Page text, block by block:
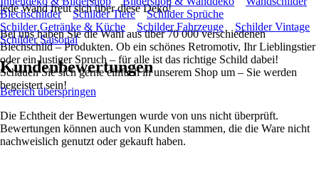
jede Wand freut sich über diese Deko!
Bei uns haben Sie die Wahl aus über 70 000 verschiedenen
Blechschild – Produkten. Ob ein schönes Retromotiv, Ihr Lieblingstier
oder ein lustiger Spruch – für alle ist das richtige Schild dabei!
Schauen Sie sich gerne einfach in unserem Shop um – Sie werden
begeistert sein!
Blechschilder
Schilder Tiere
Schilder Sprüche
Schilder Getränke & Küche
Schilder Fahrzeuge
Schilder Vintage
Schilder Saisonal
Kundenbewertungen
Bereich überspringen
Die Echtheit der Bewertungen wurde von uns nicht überprüft.
Bewertungen können auch von Kunden stammen, die die Ware nicht
nachweislich genutzt oder gekauft haben.